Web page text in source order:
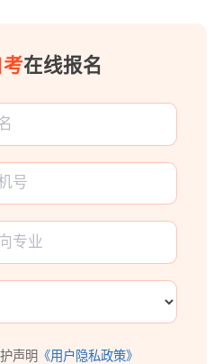
在线报名
声明 《用户隐私政策》